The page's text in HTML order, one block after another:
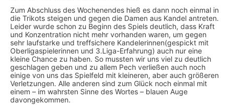
Zum Abschluss des Wochenendes hieß es dann noch einmal in
die Trikots steigen und gegen die Damen aus Kandel antreten.
Leider wurde schon zu Beginn des Spiels deutlich, dass Kraft
und Konzentration nicht mehr vorhanden waren, um gegen
sehr laufstarke und treffsichere Kandelerinnen(gespickt mit
Oberligaspielerinnen und 3.Liga-Erfahrung) auch nur eine
kleine Chance zu haben. So mussten wir uns viel zu deutlich
geschlagen geben und zu allem Pech verließen auch noch
einige von uns das Spielfeld mit kleineren, aber auch größeren
Verletzungen. Alle anderen sind zum Glück noch einmal mit
einem – im wahrsten Sinne des Wortes – blauen Auge
davongekommen.